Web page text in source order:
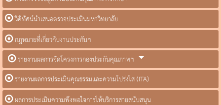
วีดิทัศน์นำเสนอตรวจประเมินมหาวิทยาลัย
กฎหมายที่เกี่ยวกับงานประกันฯ
รายงานผลการจัดโครงการกองประกันคุณภาพฯ
รายงานผลการประเมินคุณธรรมและความโปร่งใส (ITA)
ผลการประเมินความพึงพอใจการให้บริการสายสนับสนุน